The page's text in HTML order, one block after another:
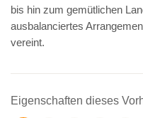
bis hin zum gemütlichen
ausbalanciertes
vereint.
Eigenschaften dieses